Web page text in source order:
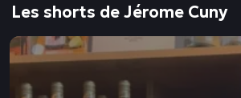
Les shorts de Jérome Cuny